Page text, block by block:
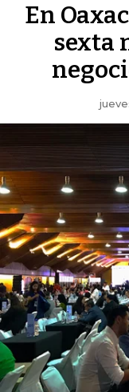
En
sexta